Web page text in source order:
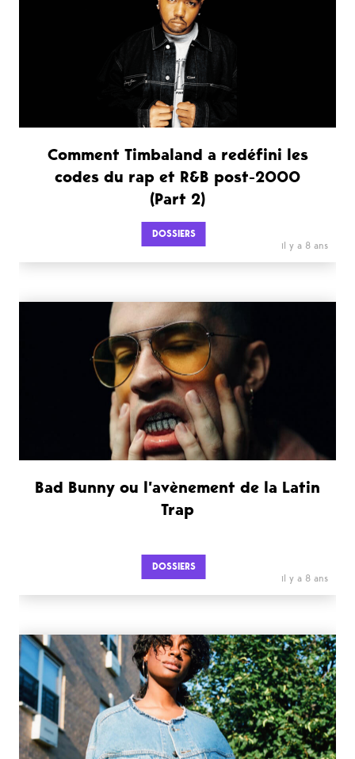
Comment Timbaland a redéfini les
codes du rap et R&B post-2000
(Part 2)
DOSSIERS
il y a 8 ans
Bad Bunny ou l’avènement de la Latin
Trap
DOSSIERS
il y a 8 ans